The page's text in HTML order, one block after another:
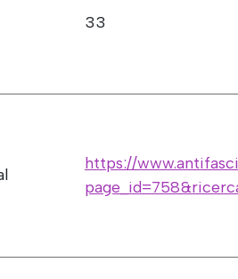
33
https://